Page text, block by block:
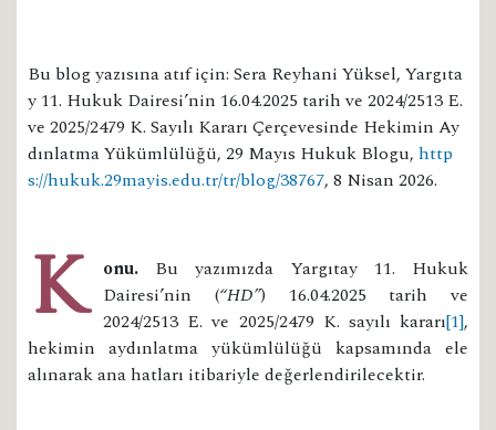
Bu blog yazısına atıf için: Sera Reyhani Yüksel, Yargıta
y 11. Hukuk Dairesi’nin 16.04.2025 tarih ve 2024/2513 E.
ve 2025/2479 K. Sayılı Kararı Çerçevesinde Hekimin Ay
dınlatma Yükümlülüğü, 29 Mayıs Hukuk Blogu, http
s://hukuk.29mayis.edu.tr/tr/blog/38767, 8 Nisan 2026.
Konu. Bu yazımızda Yargıtay 11. Hukuk
Dairesi’nin (“HD”) 16.04.2025 tarih ve
2024/2513 E. ve 2025/2479 K. sayılı kararı[1],
hekimin aydınlatma yükümlülüğü kapsamında ele
alınarak ana hatları itibariyle değerlendirilecektir.